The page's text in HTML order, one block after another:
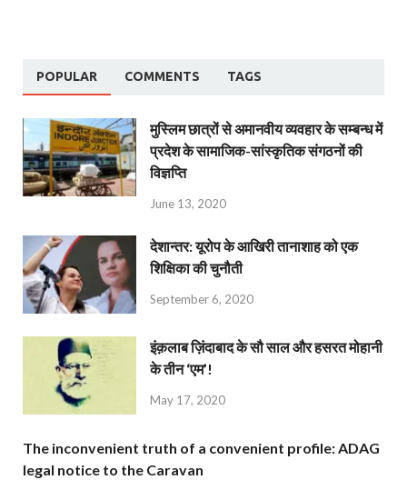
POPULAR COMMENTS TAGS
मुस्लिम छात्रों से अमानवीय व्यवहार के सम्बन्ध में
प्रदेश के सामाजिक-सांस्कृतिक संगठनों की
विज्ञप्ति
June 13, 2020
देशान्‍तर: यूरोप के आखिरी तानाशाह को एक
शिक्षिका की चुनौती
September 6, 2020
इंक़लाब ज़िंदाबाद के सौ साल और हसरत मोहानी
के तीन ‘एम’!
May 17, 2020
The inconvenient truth of a convenient profile: ADAG
legal notice to the Caravan